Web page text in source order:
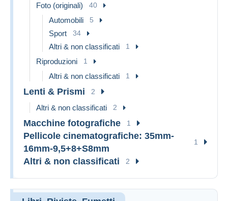
Foto (originali) 40
Automobili 5
Sport 34
Altri & non classificati 1
Riproduzioni 1
Altri & non classificati 1
Lenti & Prismi 2
Altri & non classificati 2
Macchine fotografiche 1
Pellicole cinematografiche: 35mm-
16mm-9,5+8+S8mm
1
Altri & non classificati 2